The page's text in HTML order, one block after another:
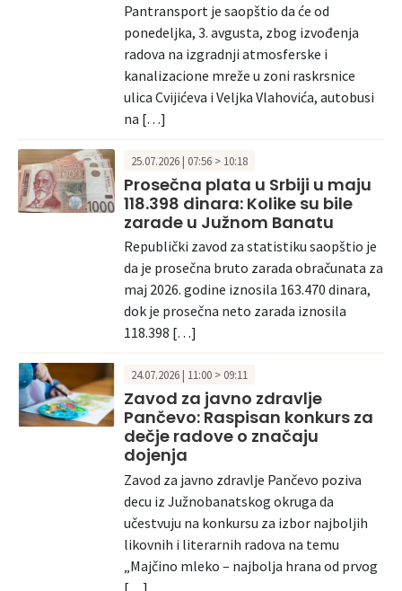
Pantransport je saopštio da će od
ponedeljka, 3. avgusta, zbog izvođenja
radova na izgradnji atmosferske i
kanalizacione mreže u zoni raskrsnice
ulica Cvijićeva i Veljka Vlahovića, autobusi
na […]
25.07.2026 | 07:56 > 10:18
Prosečna plata u Srbiji u maju
118.398 dinara: Kolike su bile
zarade u Južnom Banatu
Republički zavod za statistiku saopštio je
da je prosečna bruto zarada obračunata za
maj 2026. godine iznosila 163.470 dinara,
dok je prosečna neto zarada iznosila
118.398 […]
24.07.2026 | 11:00 > 09:11
Zavod za javno zdravlje
Pančevo: Raspisan konkurs za
dečje radove o značaju
dojenja
Zavod za javno zdravlje Pančevo poziva
decu iz Južnobanatskog okruga da
učestvuju na konkursu za izbor najboljih
likovnih i literarnih radova na temu
„Majčino mleko – najbolja hrana od prvog